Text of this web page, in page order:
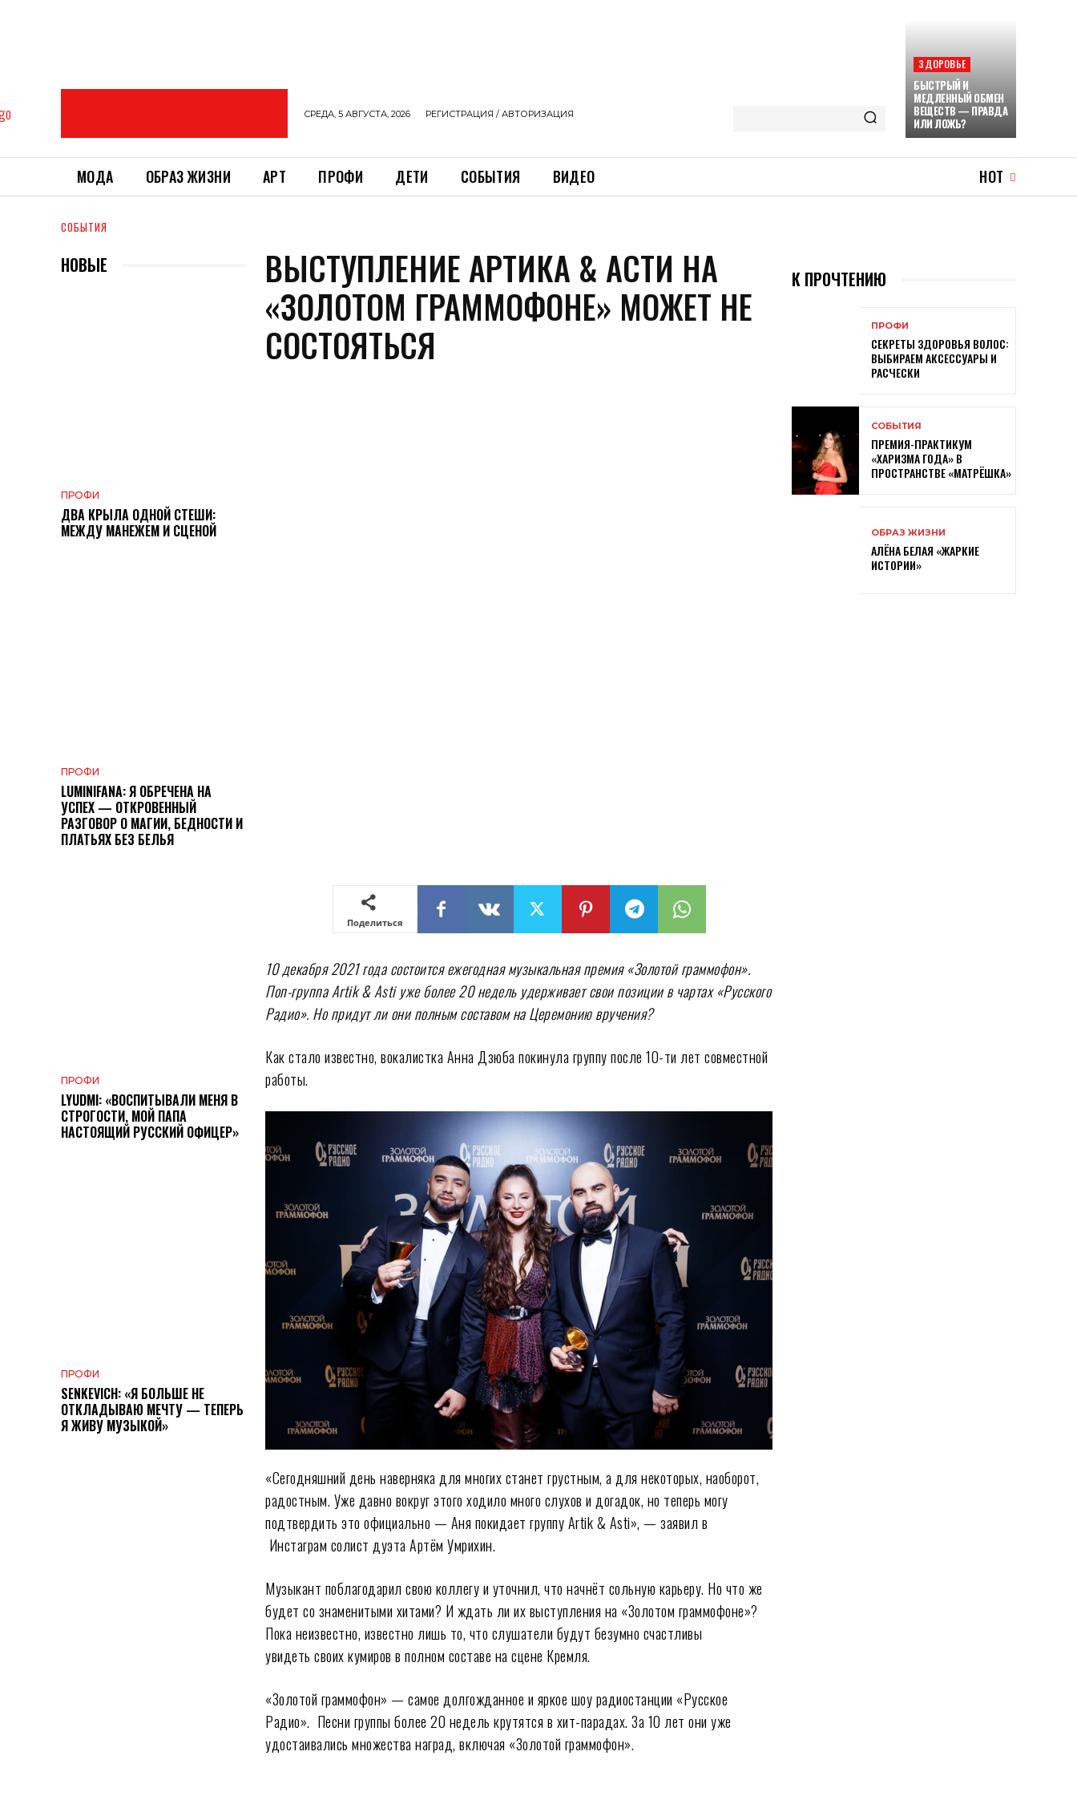
СРЕДА, 5 АВГУСТА, 2026 РЕГИСТРАЦИЯ / АВТОРИЗАЦИЯ
ЗДОРОВЬЕ
БЫСТРЫЙ И
МЕДЛЕННЫЙ ОБМЕН
ВЕЩЕСТВ — ПРАВДА
ИЛИ ЛОЖЬ?
МОДА ОБРАЗ ЖИЗНИ АРТ ПРОФИ ДЕТИ СОБЫТИЯ ВИДЕО HOT
СОБЫТИЯ
НОВЫЕ
ПРОФИ
ДВА КРЫЛА ОДНОЙ СТЕШИ:
МЕЖДУ МАНЕЖЕМ И СЦЕНОЙ
ПРОФИ
LUMINIFANA: Я ОБРЕЧЕНА НА
УСПЕХ — ОТКРОВЕННЫЙ
РАЗГОВОР О МАГИИ, БЕДНОСТИ И
ПЛАТЬЯХ БЕЗ БЕЛЬЯ
ПРОФИ
LYUDMI: «ВОСПИТЫВАЛИ МЕНЯ В
СТРОГОСТИ, МОЙ ПАПА
НАСТОЯЩИЙ РУССКИЙ ОФИЦЕР»
ПРОФИ
SENKEVICH: «Я БОЛЬШЕ НЕ
ОТКЛАДЫВАЮ МЕЧТУ — ТЕПЕРЬ
Я ЖИВУ МУЗЫКОЙ»
ВЫСТУПЛЕНИЕ АРТИКА & АСТИ НА
«ЗОЛОТОМ ГРАММОФОНЕ» МОЖЕТ НЕ
СОСТОЯТЬСЯ
Поделиться
10 декабря 2021 года состоится ежегодная музыкальная премия «Золотой граммофон».
Поп-группа Artik & Asti уже более 20 недель удерживает свои позициив чартах «Русского
Радио». Но придут ли они полным составом на Церемонию вручения?
Как стало известно, вокалистка Анна Дзюба покинула группу после 10-ти лет совместной
работы.
«Сегодняшний день наверняка для многих станет грустным, а для некоторых, наоборот,
радостным. Уже давно вокруг этого ходило много слухов и догадок, но теперь могу
подтвердить это официально — Аня покидает группу Artik & Asti», — заявил в
Инстаграм солист дуэта Артём Умрихин.
Музыкант поблагодарил свою коллегу и уточнил, что начнёт сольную карьеру. Но что же
будет со знаменитыми хитами? И ждать ли их выступления на «Золотом граммофоне»?
Пока неизвестно, известно лишь то, что слушатели будут безумно счастливы
увидеть своих кумиров в полном составе на сцене Кремля.
«Золотой граммофон» — самое долгожданное и яркое шоу радиостанции «Русское
Радио». Песни группы более 20 недель крутятся в хит-парадах. За 10 лет они уже
удостаивались множества наград, включая «Золотой граммофон».
К ПРОЧТЕНИЮ
ПРОФИ
СЕКРЕТЫ ЗДОРОВЬЯ ВОЛОС:
ВЫБИРАЕМ АКСЕССУАРЫ И
РАСЧЕСКИ
СОБЫТИЯ
ПРЕМИЯ-ПРАКТИКУМ
«ХАРИЗМА ГОДА» В
ПРОСТРАНСТВЕ «МАТРЁШКА»
ОБРАЗ ЖИЗНИ
АЛЁНА БЕЛАЯ «ЖАРКИЕ
ИСТОРИИ»